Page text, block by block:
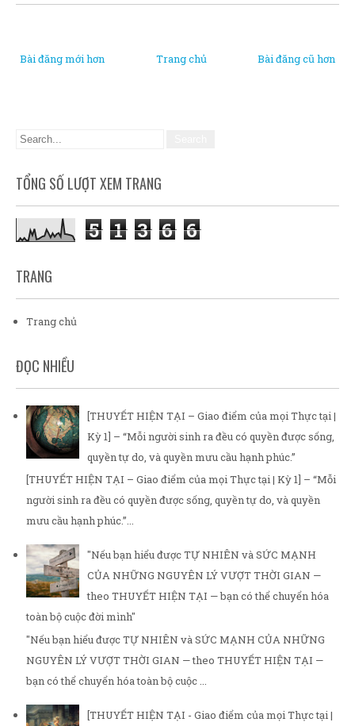
Bài đăng mới hơn Bài đăng cũ hơn
Trang chủ
TỔNG SỐ LƯỢT XEM TRANG
5 1 3 6 6
TRANG
Trang chủ
ĐỌC NHIỀU
[THUYẾT HIỆN TẠI – Giao điểm của mọi Thực tại |
Kỳ 1] – “Mỗi người sinh ra đều có quyền được sống,
quyền tự do, và quyền mưu cầu hạnh phúc.”
[THUYẾT HIỆN TẠI – Giao điểm của mọi Thực tại | Kỳ 1] – “Mỗi
người sinh ra đều có quyền được sống, quyền tự do, và quyền
mưu cầu hạnh phúc.”...
"Nếu bạn hiểu được TỰ NHIÊN và SỨC MẠNH
CỦA NHỮNG NGUYÊN LÝ VƯỢT THỜI GIAN —
theo THUYẾT HIỆN TẠI — bạn có thể chuyển hóa
toàn bộ cuộc đời mình"
"Nếu bạn hiểu được TỰ NHIÊN và SỨC MẠNH CỦA NHỮNG
NGUYÊN LÝ VƯỢT THỜI GIAN — theo THUYẾT HIỆN TẠI —
bạn có thể chuyển hóa toàn bộ cuộc ...
[THUYẾT HIỆN TẠI - Giao điểm của mọi Thực tại |